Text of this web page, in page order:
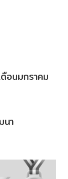
อนมกราคม
า